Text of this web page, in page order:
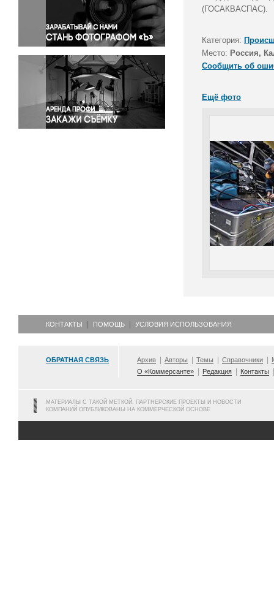
Правосудие
Происшествия и конфликты
Религия
Светская жизнь
Спорт
Экология
Экономика и бизнес
(ГОСАКВАСПАС).
Категория:
Место: Россия,
Сообщить об
Ещё фото
КОНТАКТЫ ПОМОЩЬ УСЛОВИЯ ИСПОЛЬЗОВАНИЯ
ОБРАТНАЯ СВЯЗЬ Архив Авторы Темы Справочники
О «Коммерсанте»
Редакция Контакты
МАТЕРИАЛЫ С ТАКОЙ МЕТКОЙ, ПАРТНЕРСКИЕ ПРОЕКТЫ И НОВОСТИ
КОМПАНИЙ ОПУБЛИКОВАНЫ НА КОММЕРЧЕСКОЙ ОСНОВЕ